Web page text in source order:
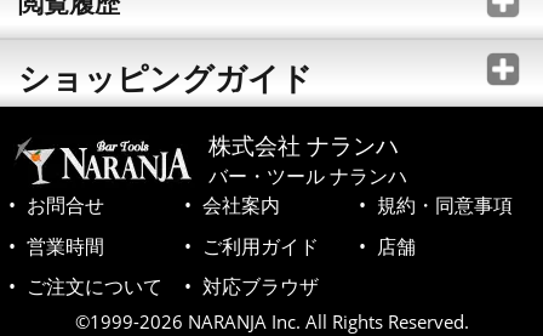
ショッピングガイド
株式会社 ナランハ
バー・ツール ナランハ
お問合せ
会社案内
規約・同意事項
営業時間
ご利用ガイド
店舗
ご注文について
対応ブラウザ
©1999-2026 NARANJA Inc. All Rights Reserved.